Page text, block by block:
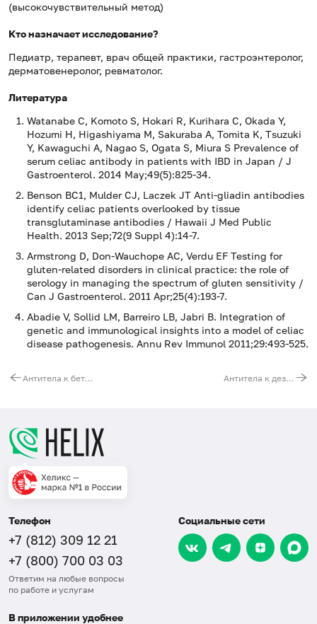
(высокочувствительный метод)
Кто назначает исследование?
Педиатр, терапевт, врач общей практики, гастроэнтеролог,
дерматовенеролог, ревматолог.
Литература
Watanabe C, Komoto S, Hokari R, Kurihara C, Okada Y,
Hozumi H, Higashiyama M, Sakuraba A, Tomita K, Tsuzuki
Y, Kawaguchi A, Nagao S, Ogata S, Miura S Prevalence of
serum celiac antibody in patients with IBD in Japan / J
Gastroenterol. 2014 May;49(5):825-34.
Benson BC1, Mulder CJ, Laczek JT Anti-gliadin antibodies
identify celiac patients overlooked by tissue
transglutaminase antibodies / Hawaii J Med Public
Health. 2013 Sep;72(9 Suppl 4):14-7.
Armstrong D, Don-Wauchope AC, Verdu EF Testing for
gluten-related disorders in clinical practice: the role of
serology in managing the spectrum of gluten sensitivity /
Can J Gastroenterol. 2011 Apr;25(4):193-7.
Abadie V, Sollid LM, Barreiro LB, Jabri B. Integration of
genetic and immunological insights into a model of celiac
disease pathogenesis. Annu Rev Immunol 2011;29:493-525.
Антитела к бета-2-гликопротеину, IgМ Антитела к дезаминированным пептидам глиадина, IgG
Телефон
+7 (812) 309 12 21
+7 (800) 700 03 03
Ответим на любые вопросы
по работе и услугам
Социальные сети
В приложении удобнее